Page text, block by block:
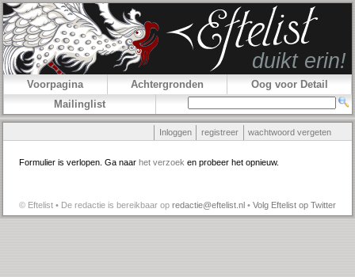
Voorpagina Achtergronden
Oog voor Detail
Mailinglist
Inloggen registreer wachtwoord vergeten
Formulier is verlopen. Ga naar het verzoek en probeer het opnieuw.
© Eftelist • De redactie is bereikbaar op redactie@eftelist.nl • Volg Eftelist op Twitter